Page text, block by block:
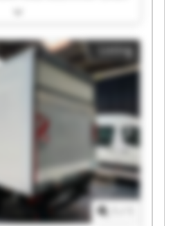
GmbH Frank Pelka
GmbH Frank Pelka
Pelka Maschinen GmbH
GmbH Frank Pelka
Pelka Maschinen GmbH
GmbH Frank Pelka
Pelka Maschinen GmbH
GmbH Frank Pelka
Pelka Maschinen GmbH
GmbH Frank Pelka
Listing